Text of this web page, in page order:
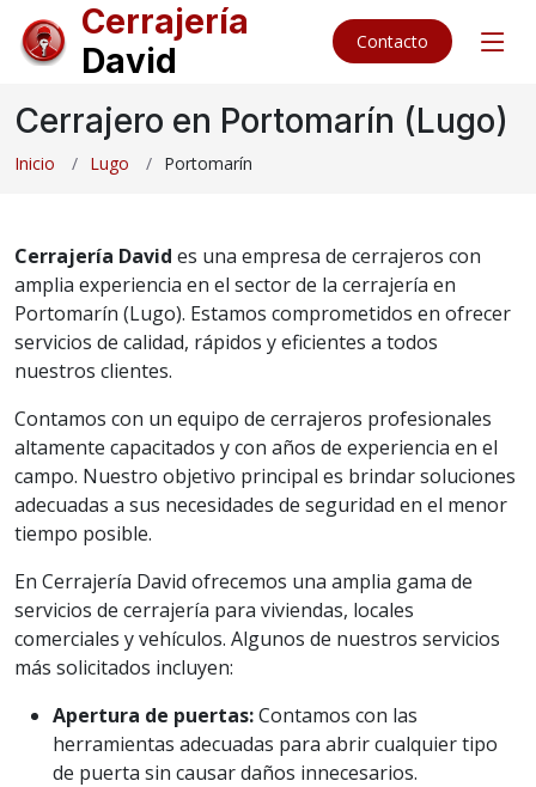
Cerrajería
David
Contacto
Cerrajero en Portomarín (Lugo)
Inicio Lugo Portomarín
Cerrajería David es una empresa de cerrajeros con
amplia experiencia en el sector de la cerrajería en
Portomarín (Lugo). Estamos comprometidos en ofrecer
servicios de calidad, rápidos y eficientes a todos
nuestros clientes.
Contamos con un equipo de cerrajeros profesionales
altamente capacitados y con años de experiencia en el
campo. Nuestro objetivo principal es brindar soluciones
adecuadas a sus necesidades de seguridad en el menor
tiempo posible.
En Cerrajería David ofrecemos una amplia gama de
servicios de cerrajería para viviendas, locales
comerciales y vehículos. Algunos de nuestros servicios
más solicitados incluyen:
Apertura de puertas:Contamos con las
herramientas adecuadas para abrir cualquier tipo
de puerta sin causar daños innecesarios.